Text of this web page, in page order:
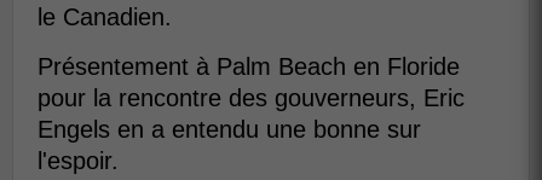
le Canadien.
Présentement à Palm Beach en Floride
pour la rencontre des gouverneurs, Eric
Engels en a entendu une bonne sur
l'espoir.